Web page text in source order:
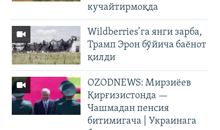
кучайтирмоқда
Wildberries’га янги зарба,
Трамп Эрон бўйича баёнот
қилди
OZODNEWS: Мирзиёев
Қирғизистонда —
Чашмадан пенсия
битимигача | Украинага